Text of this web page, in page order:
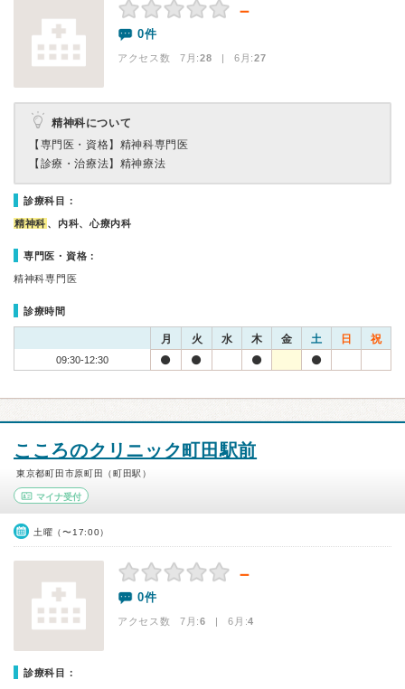
－
0件
アクセス数 7月:28 | 6月:27
精神科について
【専門医・資格】 精神科専門医
【診療・治療法】 精神療法
診療科目：
精神科 、内科、心療内科
専門医・資格：
精神科専門医
診療時間
月 火 水 木 金 土 日 祝
09:30-12:30
こころのクリニック町田駅前
東京都町田市原町田（町田駅）
マイナ受付
土曜（〜17:00）
－
0件
アクセス数 7月:6 | 6月:4
診療科目：